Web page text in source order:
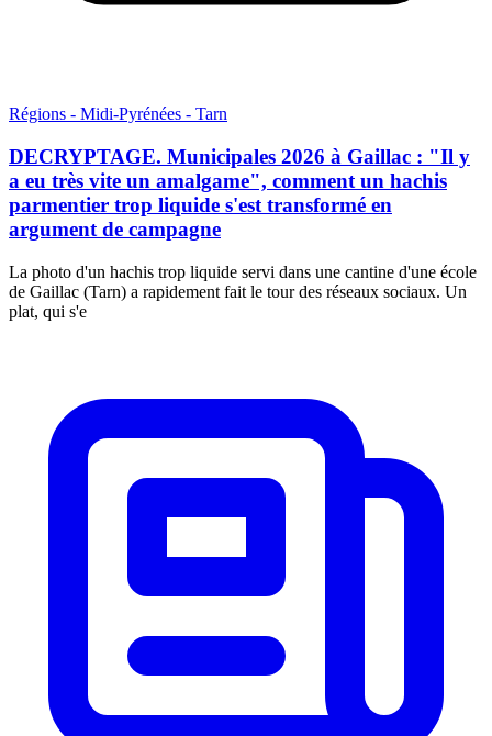
Régions - Midi-Pyrénées - Tarn
DECRYPTAGE. Municipales 2026 à Gaillac : "Il y
a eu très vite un amalgame", comment un hachis
parmentier trop liquide s'est transformé en
argument de campagne
La photo d'un hachis trop liquide servi dans une cantine d'une école
de Gaillac (Tarn) a rapidement fait le tour des réseaux sociaux. Un
plat, qui s'e